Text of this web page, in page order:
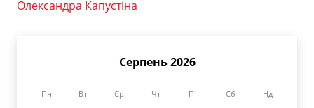
Олександра Капустіна
Серпень 2026
Пн Вт Ср Чт Пт Сб Нд